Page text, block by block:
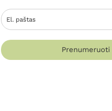
Prenumeruoti